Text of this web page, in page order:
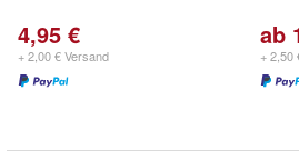
4,95 €
+ 2,00 € Versand
ab
+ 2,50